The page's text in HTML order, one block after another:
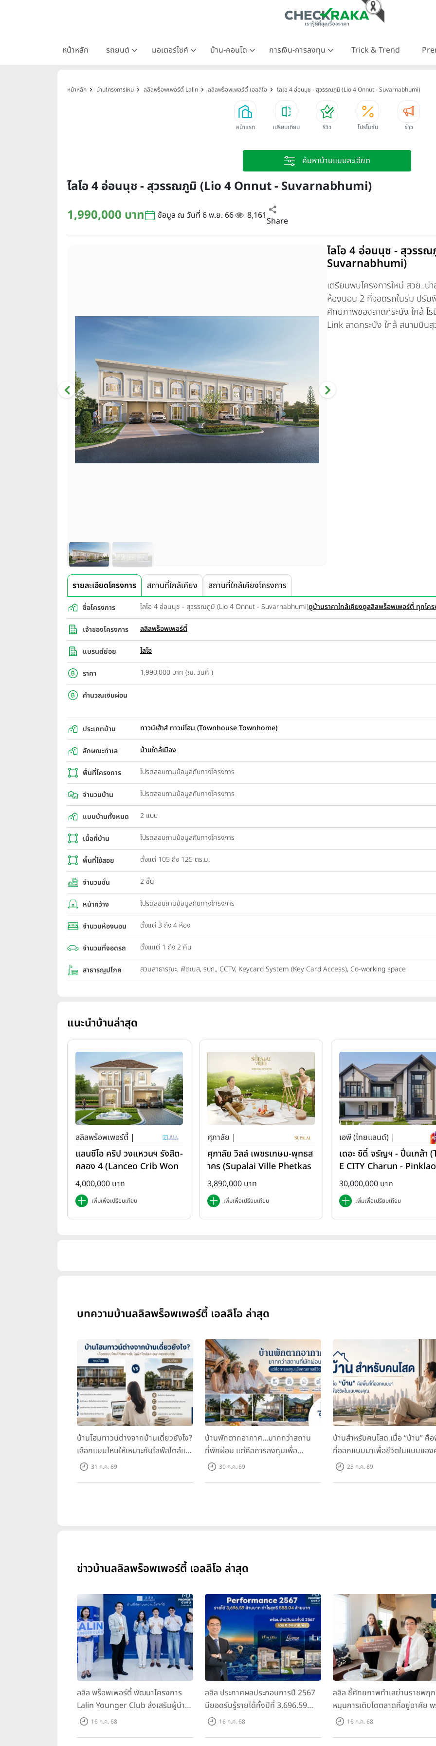
หน้าหลัก รถยนต์ มอเตอร์ไซค์ บ้าน-คอนโด การเงิน-การลงทุน Trick & Trend
หน้าหลัก บ้านโครงการใหม่ ลลิลพร็อพเพอร์ตี้ Lalin ลลิลพร็อพเพอร์ตี้ เอลลิโอ ไลโอ 4 อ่อนนุช - สุวรรณภูมิ (Lio 4 Onnut - Suvarnabhumi)
หน้าแรก เปรียบเทียบ รีวิว โปรโมชั่น ข่าว
ค้นหาบ้านแบบละเอียด
ไลโอ 4 อ่อนนุช - สุวรรณภูมิ (Lio 4 Onnut - Suvarnabhumi)
1,990,000 บาท
ข้อมูล ณ วันที่ 6 พ.ย. 66 8,161Share
ไลโอ 4 อ่อนนุช - สุวรร
Suvarnabhumi)
เตรียมพบโครงการใหม่ สวย..
ห้องนอน 2 ที่จอดรถในร่ม ปรับ
ศักยภาพของลาดกระบัง ใกล้ โ
Link ลาดกระบัง ใกล้ สนามบิน
รายละเอียดโครงการ สถานที่ใกล้เคียง สถานที่ใกล้เคียงโครงการ
ชื่อโครงการ ไลโอ 4 อ่อนนุช - สุวรรณภูมิ (Lio 4 Onnut - Suvarnabhumi)ดูบ้านราคาใกล้เคียงดูลลิลพร็อพเพอร์ตี้ ทุกโคร
เจ้าของโครงการ ลลิลพร็อพเพอร์ตี้
แบรนด์ย่อย ไลโอ
ราคา 1,990,000 บาท (ณ. วันที่ )
คำนวณเงินผ่อน
ประเภทบ้าน ทาวน์เฮ้าส์ ทาวน์โฮม (Townhouse Townhome)
ลักษณะทำเล บ้านใกล้เมือง
พื้นที่โครงการ โปรดสอบถามข้อมูลกับทางโครงการ
จำนวนบ้าน โปรดสอบถามข้อมูลกับทางโครงการ
แบบบ้านทั้งหมด 2 แบบ
เนื้อที่บ้าน โปรดสอบถามข้อมูลกับทางโครงการ
พื้นที่ใช้สอย ตั้งแต่ 105 ถึง 125 ตร.ม.
จำนวนชั้น 2 ชั้น
หน้ากว้าง โปรดสอบถามข้อมูลกับทางโครงการ
จำนวนห้องนอน ตั้งแต่ 3 ถึง 4 ห้อง
จำนวนที่จอดรถ ตั้งแแต่ 1 ถึง 2 คัน
สาธารณูปโภค สวนสาธารณะ, ฟิตเนส, รปภ., CCTV, Keycard System (Key Card Access), Co-working space
แนะนำบ้านล่าสุด
ลลิลพร็อพเพอร์ตี้ |
แลนซีโอ คริป วงแหวนฯ รังสิต-
คลอง 4 (Lanceo Crib Won
gwan Rangsit-Khlong4)
4,000,000 บาท
เพิ่มเพื่อเปรียบเทียบ
ศุภาลัย |
ศุภาลัย วิลล์ เพชรเกษม-พุทธส
าคร (Supalai Ville Phetkas
em-Phutthasakorn)
3,890,000 บาท
เพิ่มเพื่อเปรียบเทียบ
เอพี (ไทยแลนด์) |
เดอะ ซิตี้ จรัญฯ - ปิ่นเกล้า
E CITY Charun -
30,000,000 บาท
เพิ่มเพื่อเปรียบเทียบ
บทความบ้านลลิลพร็อพเพอร์ตี้ เอลลิโอ ล่าสุด
บ้านโฮมทาวน์ต่างจากบ้านเดี่ยวยังไง?
เลือกแบบไหนให้เหมาะกับไลฟ์สไตล์และ
อนาคตของคุณ
31 ก.ค. 69
บ้านพักตากอากาศ...มากกว่าสถาน
ที่พักผ่อน แต่คือการลงทุนเพื่อ
คุณภาพชีวิต
30 ก.ค. 69
บ้านสำหรับคนโสด เมื่อ “บ้าน” คื
ที่ออกแบบมาเพื่อชีวิตในแบบขอ
23 ก.ค. 69
ข่าวบ้านลลิลพร็อพเพอร์ตี้ เอลลิโอ ล่าสุด
ลลิล พร็อพเพอร์ตี้ พัฒนาโครงการ
Lalin Younger Club ส่งเสริมผู้นำ
รุ่นใหม่ พัฒนาองค์กรสู่อนาคต
16 ก.ค. 68
ลลิล ประกาศผลประกอบการปี 2567
มียอดรับรู้รายได้ทั้งปีที่ 3,696.59
ล้านบาท กำไรสุทธิ 588.04 ล้านบาท
16 ก.ค. 68
ลลิล ชี้ศักยภาพทำเลย่านราชพฤ
หนุนการเติบโตตลาดที่อยู่อาศัย พ
เปิดตัวโครงการใหม่ "ไลโอ
16 ก.ค. 68